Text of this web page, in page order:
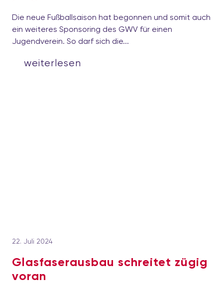
Die neue Fußballsaison hat begonnen und somit auch
ein weiteres Sponsoring des GWV für einen
Jugendverein. So darf sich die...
weiterlesen
22. Juli 2024
Glasfaserausbau schreitet zügig
voran